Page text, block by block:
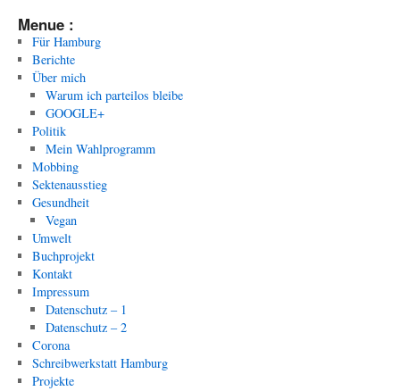
Menue :
Für Hamburg
Berichte
Über mich
Warum ich parteilos bleibe
GOOGLE+
Politik
Mein Wahlprogramm
Mobbing
Sektenausstieg
Gesundheit
Vegan
Umwelt
Buchprojekt
Kontakt
Impressum
Datenschutz – 1
Datenschutz – 2
Corona
Schreibwerkstatt Hamburg
Projekte